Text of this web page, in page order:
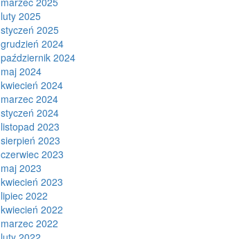
luty 2025
styczeń 2025
grudzień 2024
październik 2024
maj 2024
kwiecień 2024
marzec 2024
styczeń 2024
listopad 2023
sierpień 2023
czerwiec 2023
maj 2023
kwiecień 2023
lipiec 2022
kwiecień 2022
marzec 2022